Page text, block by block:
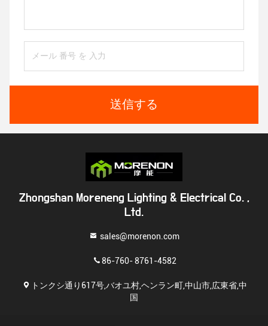
送信する
Zhongshan Moreneng Lighting & Electrical Co. ,
Ltd.
sales@morenon.com
86-760- 8761-4582
トンクシ通り617号,バオユ村,ヘンラン町,中山市,広東省,中
国